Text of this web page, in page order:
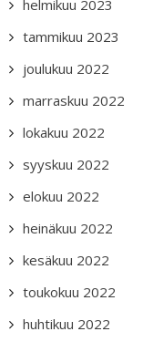
helmikuu 2023
tammikuu 2023
joulukuu 2022
marraskuu 2022
lokakuu 2022
syyskuu 2022
elokuu 2022
heinäkuu 2022
kesäkuu 2022
toukokuu 2022
huhtikuu 2022